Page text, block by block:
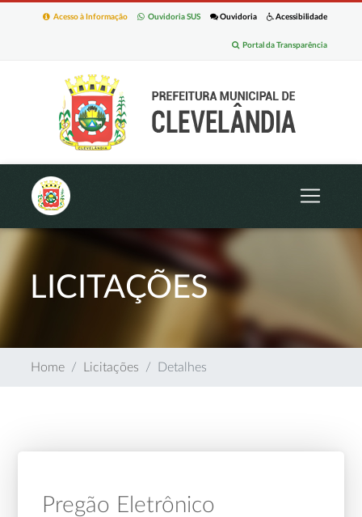
Acessibilidade
Ouvidoria
Ouvidoria SUS
Acesso à Informação
Portal da Transparência
LICITAÇÕES
Home Licitações Detalhes
Pregão Eletrônico